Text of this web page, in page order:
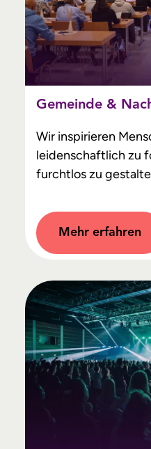
Gemeinde &
Wir inspirieren
leidenschaftlich zu
furchtlos zu
Mehr erfahren